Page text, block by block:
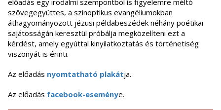
előadás egy irodalmi szempontból is figyelemre méltó
szövegegyüttes, a szinoptikus evangéliumokban
áthagyományozott jézusi példabeszédek néhány poétikai
sajátosságán keresztül próbálja megközelíteni ezt a
kérdést, amely egyúttal kinyilatkoztatás és történetiség
viszonyát is érinti.
Az előadás nyomtatható plakátja.
Az előadás facebook-eseménye.